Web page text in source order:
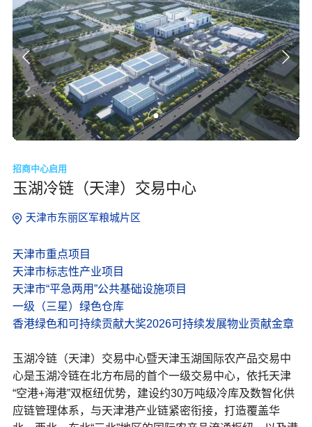
招商中心启用
玉湖冷链（天津）交易中心
天津市东丽区军粮城片区
天津市重点项目
天津市标志性产业项目
天津市“平急两用”公共基础设施项目
一级（三星）绿色仓库
香港绿色和可持续贡献大奖2026可持续发展物业贡献金章
玉湖冷链（天津）交易中心暨天津玉湖国际农产品交易中
心是玉湖冷链在北方布局的首个一级交易中心，依托天津
“空港+海港”双枢纽优势，建设约30万吨级冷库及数智化供
应链管理体系，与天津港产业链紧密衔接，打造覆盖华